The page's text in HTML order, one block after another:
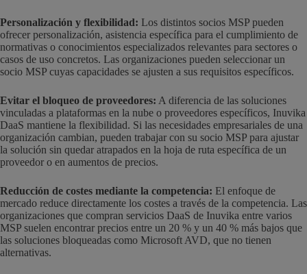
Personalización y flexibilidad: Los distintos socios MSP pueden
ofrecer personalización, asistencia específica para el cumplimiento de
normativas o conocimientos especializados relevantes para sectores o
casos de uso concretos. Las organizaciones pueden seleccionar un
socio MSP cuyas capacidades se ajusten a sus requisitos específicos.
Evitar el bloqueo de proveedores: A diferencia de las soluciones
vinculadas a plataformas en la nube o proveedores específicos, Inuvika
DaaS mantiene la flexibilidad. Si las necesidades empresariales de una
organización cambian, pueden trabajar con su socio MSP para ajustar
la solución sin quedar atrapados en la hoja de ruta específica de un
proveedor o en aumentos de precios.
Reducción de costes mediante la competencia: El enfoque de
mercado reduce directamente los costes a través de la competencia. Las
organizaciones que compran servicios DaaS de Inuvika entre varios
MSP suelen encontrar precios entre un 20 % y un 40 % más bajos que
las soluciones bloqueadas como Microsoft AVD, que no tienen
alternativas.